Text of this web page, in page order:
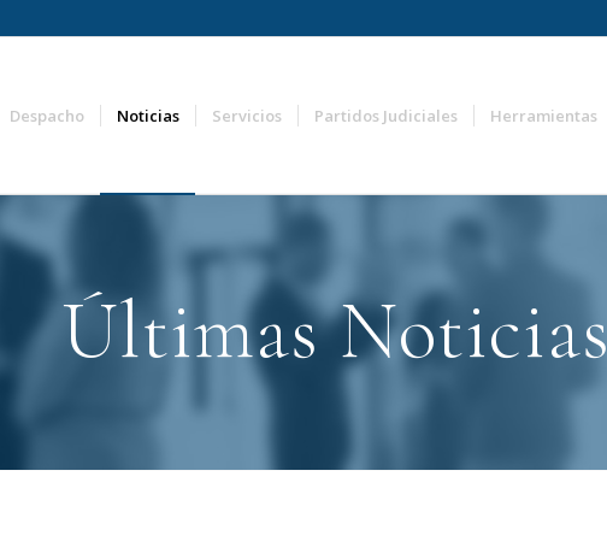
Despacho Noticias Servicios Partidos Judiciales Herramientas
Últimas Noticias